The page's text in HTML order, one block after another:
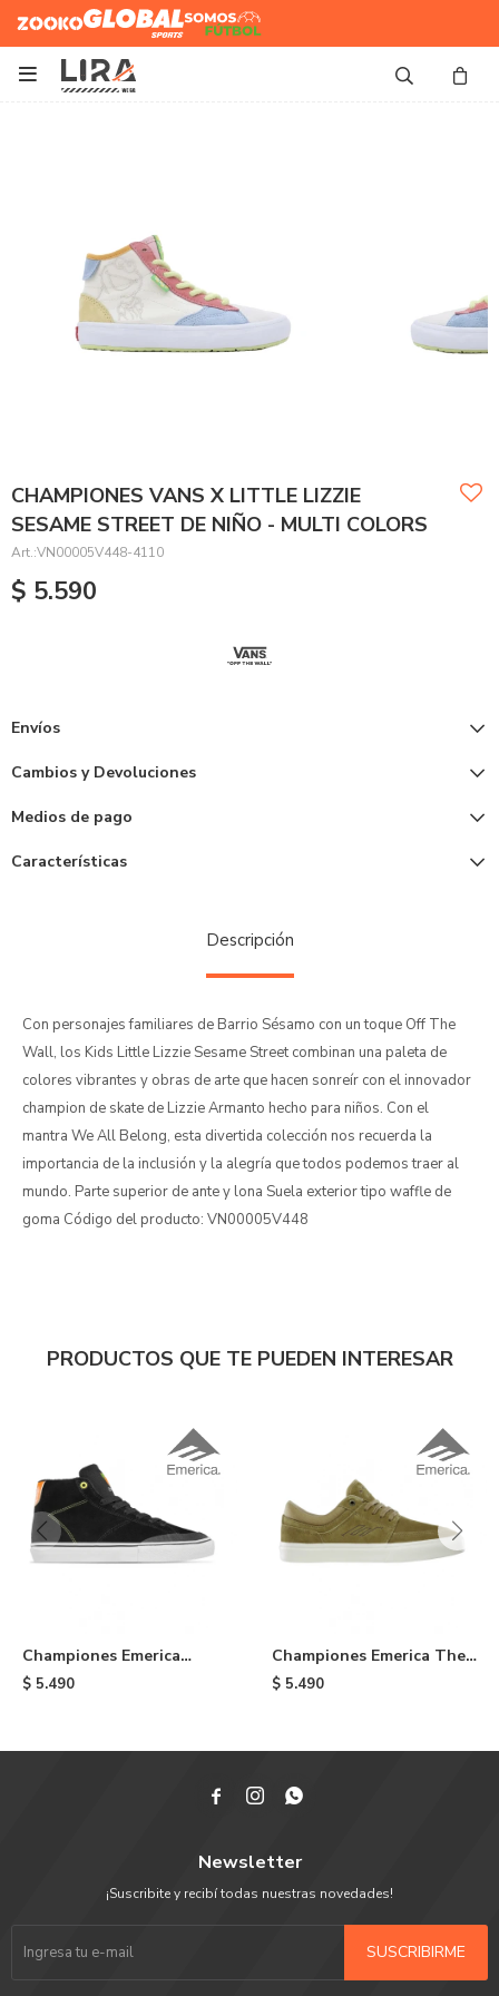
Zooko Global Sports
Somos
Futbol

CHAMPIONES VANS X LITTLE LIZZIE
SESAME STREET DE NIÑO - MULTI COLORS
VN00005V448-4110
$ 5.590
Envíos
Cambios y Devoluciones
Medios de pago
Características
Descripción
Con personajes familiares de Barrio Sésamo con un toque Off The
Wall, los Kids Little Lizzie Sesame Street combinan una paleta de
colores vibrantes y obras de arte que hacen sonreír con el innovador
champion de skate de Lizzie Armanto hecho para niños. Con el
mantra We All Belong, esta divertida colección nos recuerda la
importancia de la inclusión y la alegría que todos podemos traer al
mundo. Parte superior de ante y lona Suela exterior tipo waffle de
goma Código del producto: VN00005V448
PRODUCTOS QUE TE PUEDEN INTERESAR
Championes Emerica
Omen HI X OJ - Black
$ 5.490
Championes Emerica The
Hoban - Kelp
$ 5.490
  
Newsletter
¡Suscribite y recibí todas nuestras novedades!
SUSCRIBIRME